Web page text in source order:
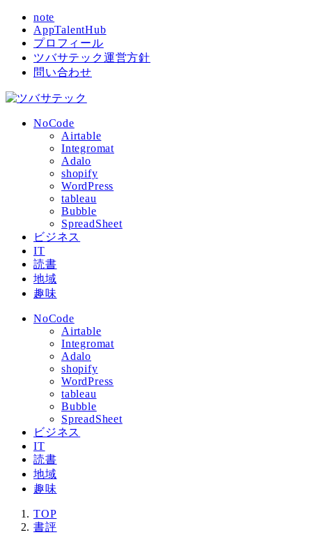
note
AppTalentHub
プロフィール
ツバサテック運営方針
問い合わせ
NoCode
Airtable
Integromat
Adalo
shopify
WordPress
tableau
Bubble
SpreadSheet
ビジネス
IT
読書
地域
趣味
NoCode
Airtable
Integromat
Adalo
shopify
WordPress
tableau
Bubble
SpreadSheet
ビジネス
IT
読書
地域
趣味
TOP
書評